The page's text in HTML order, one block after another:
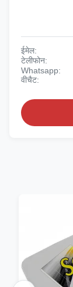
ईमेल:
टेलीफोन:
Whatsapp:
वीचैट: